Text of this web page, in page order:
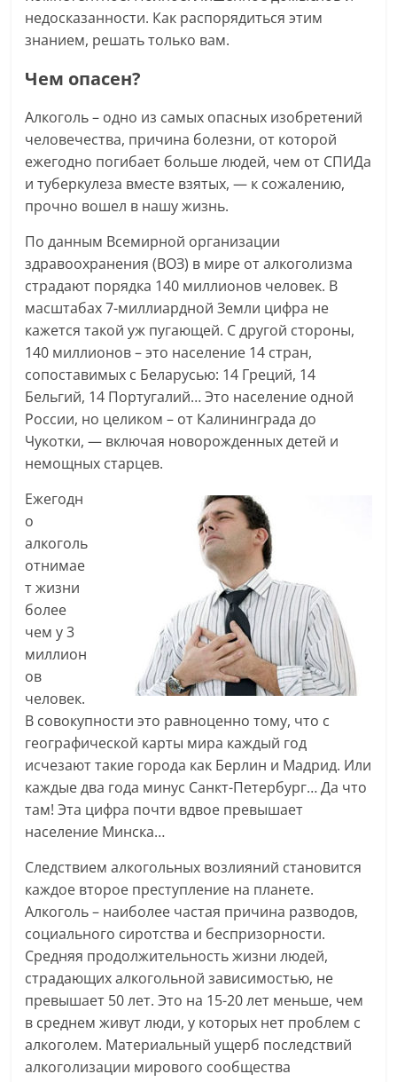
недосказанности. Как распорядиться этим
знанием, решать только вам.
Чем опасен?
Алкоголь – одно из самых опасных изобретений
человечества, причина болезни, от которой
ежегодно погибает больше людей, чем от СПИДа
и туберкулеза вместе взятых, — к сожалению,
прочно вошел в нашу жизнь.
По данным Всемирной организации
здравоохранения (ВОЗ) в мире от алкоголизма
страдают порядка 140 миллионов человек. В
масштабах 7-миллиардной Земли цифра не
кажется такой уж пугающей. С другой стороны,
140 миллионов – это население 14 стран,
сопоставимых с Беларусью: 14 Греций, 14
Бельгий, 14 Португалий… Это население одной
России, но целиком – от Калининграда до
Чукотки, — включая новорожденных детей и
немощных старцев.
Ежегодн
о
алкоголь
отнимае
т жизни
более
чем у 3
миллион
ов
человек.
В совокупности это равноценно тому, что с
географической карты мира каждый год
исчезают такие города как Берлин и Мадрид. Или
каждые два года минус Санкт-Петербург… Да что
там! Эта цифра почти вдвое превышает
население Минска…
Следствием алкогольных возлияний становится
каждое второе преступление на планете.
Алкоголь – наиболее частая причина разводов,
социального сиротства и беспризорности.
Средняя продолжительность жизни людей,
страдающих алкогольной зависимостью, не
превышает 50 лет. Это на 15-20 лет меньше, чем
в среднем живут люди, у которых нет проблем с
алкоголем. Материальный ущерб последствий
алкоголизации мирового сообщества